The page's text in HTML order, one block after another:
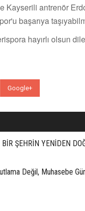
Kayserili antrenör
başarıya
hayırlı olsun
Google+
ŞEHRİN YENİDEN
Değil, Muhasebe